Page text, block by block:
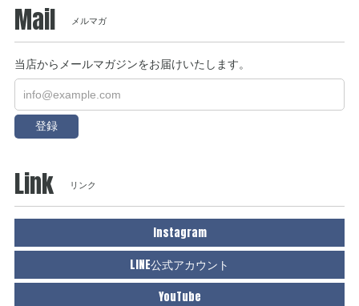
Mail メルマガ
当店からメールマガジンをお届けいたします。
登録
Link リンク
Instagram
LINE公式アカウント
YouTube